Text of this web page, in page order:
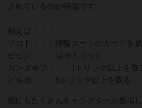
されているのが特徴です。
例えば・・・
フロド・・・指輪スートのカードを
ピピン・・・最小トリック
ガンダルフ・・・1トリック以上を取
ビルボ・・・3トリック以上を取る
他にもたくさんキャラクターが登場